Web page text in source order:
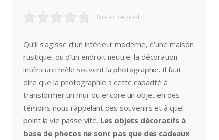
Notez ce post
Qu’il s’agisse d’un intérieur moderne, d’une maison
rustique, ou d’un endroit neutre, la décoration
intérieure mêle souvent la photographie. Il faut
dire que la photographie a cette capacité à
transformer un mur ou encore un objet en des
témoins nous rappelant des souvenirs et à quel
point la vie passe vite. Les objets décoratifs à
base de photos ne sont pas que des cadeaux